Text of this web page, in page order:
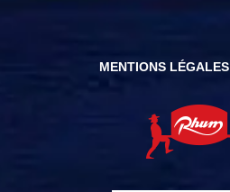
MENTIONS LÉGALES